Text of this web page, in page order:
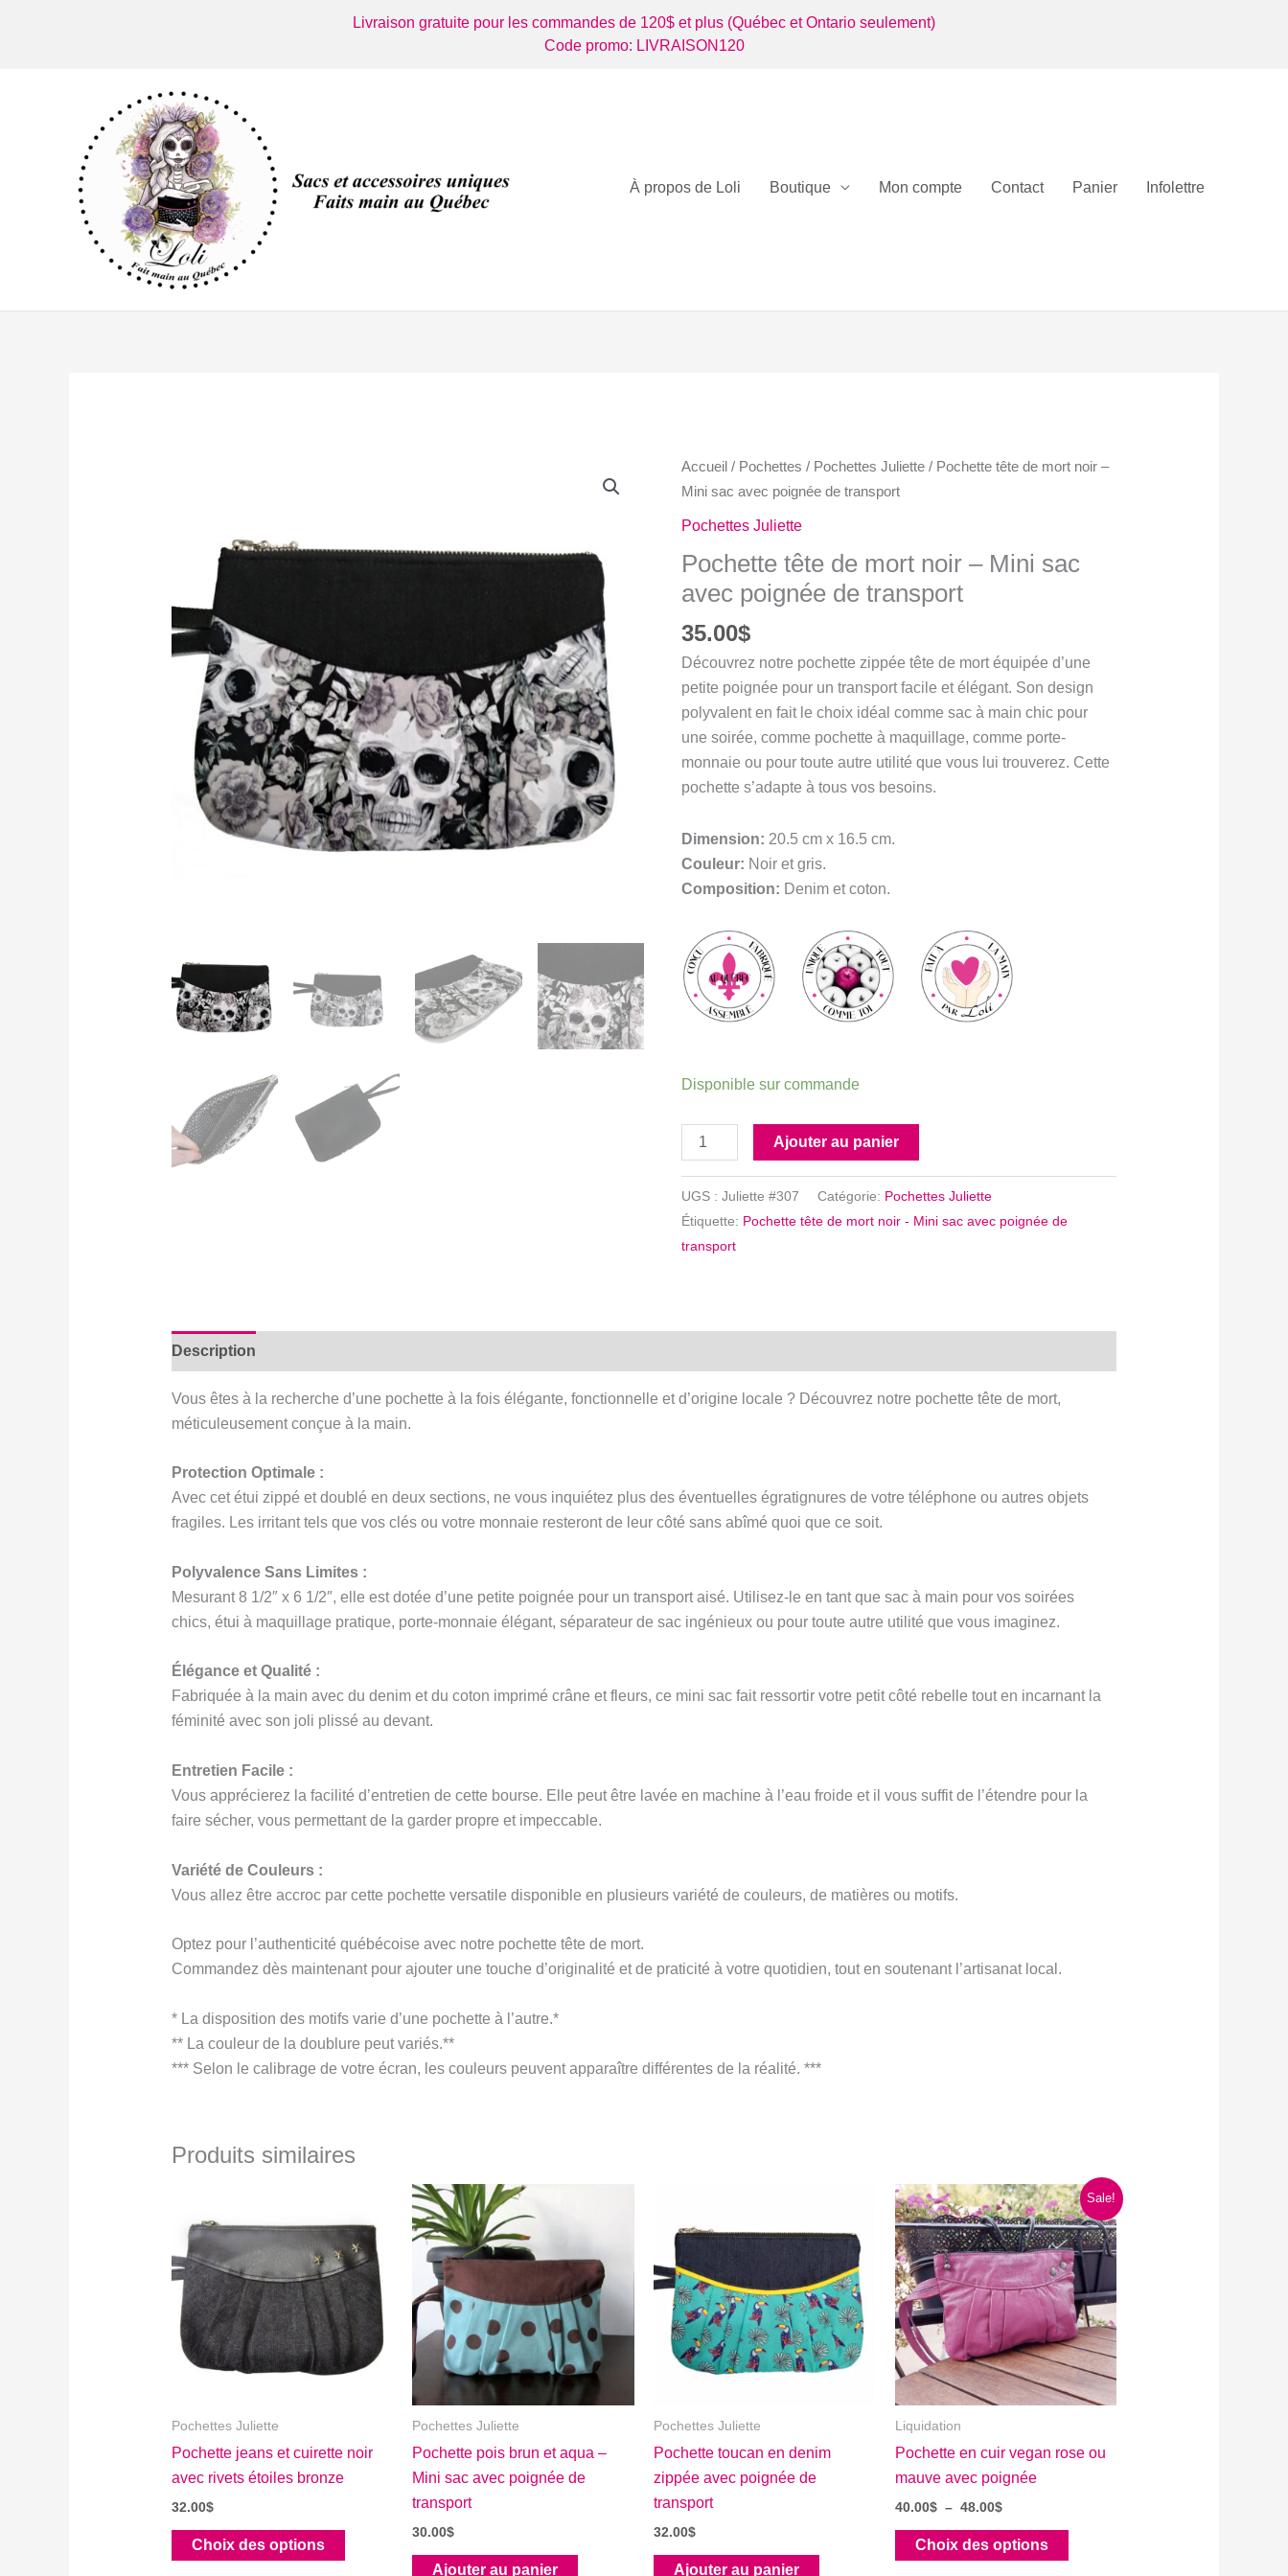
Livraison gratuite pour les commandes de 120$ et plus (Québec et Ontario seulement)
Code promo: LIVRAISON120
À propos de Loli Boutique Mon compte Contact Panier Infolettre
Accueil / Pochettes / Pochettes Juliette / Pochette tête de mort noir –
Mini sac avec poignée de transport
Pochettes Juliette
Pochette tête de mort noir – Mini sac
avec poignée de transport
35.00$
Découvrez notre pochette zippée tête de mort équipée d’une
petite poignée pour un transport facile et élégant. Son design
polyvalent en fait le choix idéal comme sac à main chic pour
une soirée, comme pochette à maquillage, comme porte-
monnaie ou pour toute autre utilité que vous lui trouverez. Cette
pochette s’adapte à tous vos besoins.
Dimension: 20.5 cm x 16.5 cm.
Couleur: Noir et gris.
Composition: Denim et coton.
Disponible sur commande
quantité
de
tête
Mini
poignée
Ajouter au panier
UGS :Juliette #307 Catégorie: Pochettes Juliette
Étiquette: Pochette tête de mort noir - Mini sac avec poignée de
transport
Description
Vous êtes à la recherche d’une pochette à la fois élégante, fonctionnelle et d’origine locale ? Découvrez notre pochette tête de mort,
méticuleusement conçue à la main.
Protection Optimale :
Avec cet étui zippé et doublé en deux sections, ne vous inquiétez plus des éventuelles égratignures de votre téléphone ou autres objets
fragiles. Les irritant tels que vos clés ou votre monnaie resteront de leur côté sans abîmé quoi que ce soit.
Polyvalence Sans Limites :
Mesurant 8 1/2″ x 6 1/2″, elle est dotée d’une petite poignée pour un transport aisé. Utilisez-le en tant que sac à main pour vos soirées
chics, étui à maquillage pratique, porte-monnaie élégant, séparateur de sac ingénieux ou pour toute autre utilité que vous imaginez.
Élégance et Qualité :
Fabriquée à la main avec du denim et du coton imprimé crâne et fleurs, ce mini sac fait ressortir votre petit côté rebelle tout en incarnant la
féminité avec son joli plissé au devant.
Entretien Facile :
Vous apprécierez la facilité d’entretien de cette bourse. Elle peut être lavée en machine à l’eau froide et il vous suffit de l’étendre pour la
faire sécher, vous permettant de la garder propre et impeccable.
Variété de Couleurs :
Vous allez être accroc par cette pochette versatile disponible en plusieurs variété de couleurs, de matières ou motifs.
Optez pour l’authenticité québécoise avec notre pochette tête de mort.
Commandez dès maintenant pour ajouter une touche d’originalité et de praticité à votre quotidien, tout en soutenant l’artisanat local.
* La disposition des motifs varie d’une pochette à l’autre.*
** La couleur de la doublure peut variés.**
*** Selon le calibrage de votre écran, les couleurs peuvent apparaître différentes de la réalité. ***
Produits similaires
Pochettes Juliette
Pochette jeans et cuirette noir
avec rivets étoiles bronze
32.00$
Choix des options
Ce
produit
Pochettes Juliette
Pochette pois brun et aqua –
Mini sac avec poignée de
transport
30.00$
Ajouter au panier
Pochettes Juliette
Pochette toucan en denim
zippée avec poignée de
transport
32.00$
Ajouter au panier
Sale!
Liquidation
Pochette en cuir vegan rose ou
mauve avec poignée
40.00$ – 48.00$Plage
prix :
40.00$
Choix des options
Ce
produit